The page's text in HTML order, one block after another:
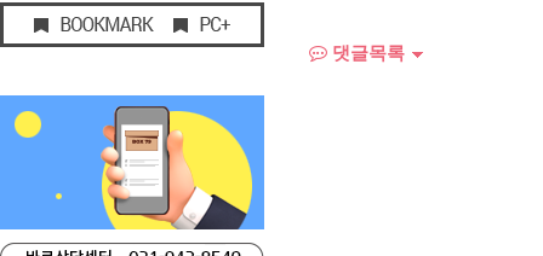
댓글목록